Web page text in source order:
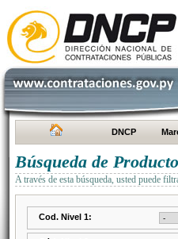
DNCP
Búsqueda de
A través de esta búsqueda, usted puede
Cod. Nivel 1: